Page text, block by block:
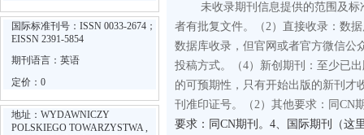
国际标准刊号：ISSN 0033-2674；
EISSN 2391-5854
期刊语言：英语
定价：0
地址：WYDAWNICZY
POLSKIEGO TOWARZYSTWA ,
未收录期刊信息提供的范围及标
者有批复文件。
（2）直接收录：数
数据库收录，但官网或者官方微信公
投稿方式。
（4）新创期刊：至少已
的可预期性，只有开始出版的新刊才
刊准印证号。
（2）其他要求：同CN
要求：同CN期刊。4、国际期刊（这